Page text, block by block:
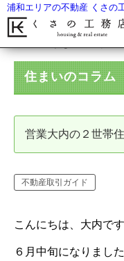
浦和エリアの不動産 くさの
住まいのコラム
営業大内の２世帯
不動産取引ガイド
こんにちは、大内です
６月中旬になりまし